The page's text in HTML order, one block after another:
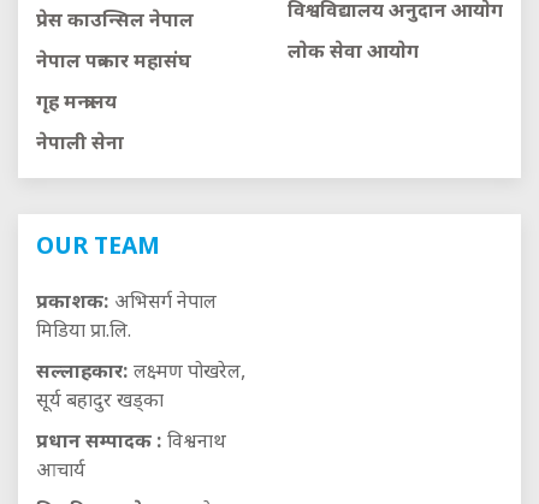
प्रेस काउन्सिल नेपाल
नेपाल पत्रकार महासंघ
गृह मन्त्रालय
नेपाली सेना
विश्वविद्यालय अनुदान आयाेग
लाेक सेवा आयाेग
OUR TEAM
प्रकाशक: अभिसर्ग नेपाल
मिडिया प्रा.लि.
सल्लाहकार: लक्ष्मण पोखरेल,
सूर्य बहादुर खड्का
प्रधान सम्पादक : विश्वनाथ
आचार्य